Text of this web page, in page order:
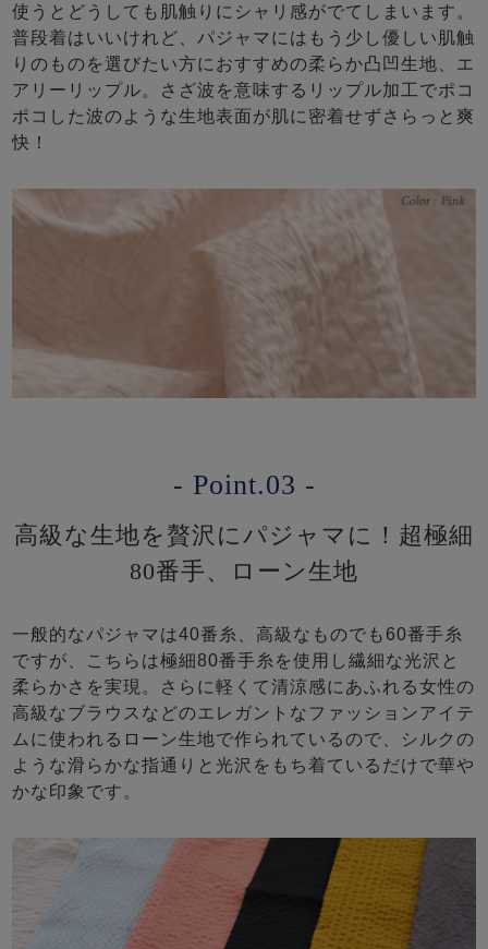
使うとどうしても肌触りにシャリ感がでてしまいます。
普段着はいいけれど、パジャマにはもう少し優しい肌触
りのものを選びたい方におすすめの柔らか凸凹生地、エ
アリーリップル。さざ波を意味するリップル加工でポコ
ポコした波のような生地表面が肌に密着せずさらっと爽
快！
- Point.03 -
高級な生地を贅沢にパジャマに！超極細
80番手、ローン生地
一般的なパジャマは40番糸、高級なものでも60番手糸
ですが、こちらは極細80番手糸を使用し繊細な光沢と
柔らかさを実現。さらに軽くて清涼感にあふれる女性の
高級なブラウスなどのエレガントなファッションアイテ
ムに使われるローン生地で作られているので、シルクの
ような滑らかな指通りと光沢をもち着ているだけで華や
かな印象です。